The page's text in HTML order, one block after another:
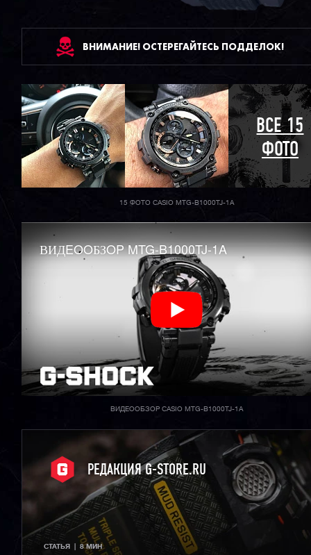
ВНИМАНИЕ! ОСТЕРЕГАЙТЕСЬ ПОДДЕЛОК!
ВСЕ 15
ФОТО
15 ФОТО CASIO MTG-B1000TJ-1A
ВИДEOOБЗOP MTG-B1000TJ-1A
ВИДЕООБЗОР CASIO MTG-B1000TJ-1A
РЕДАКЦИЯ G-STORE.RU
СТАТЬЯ  |  8 МИН